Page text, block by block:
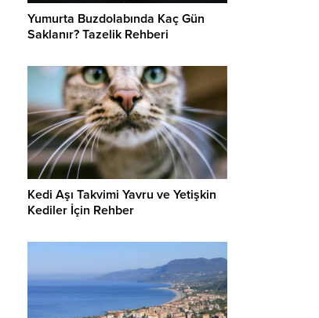
Yumurta Buzdolabında Kaç Gün
Saklanır? Tazelik Rehberi
Kedi Aşı Takvimi Yavru ve Yetişkin
Kediler İçin Rehber